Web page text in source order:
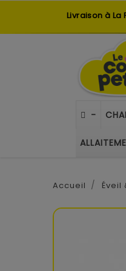
Livraison à
-
Accueil Éveil